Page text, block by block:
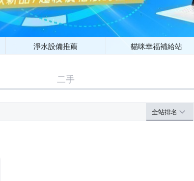
淨水設備推薦 貓咪幸福補給站
二手
全站排名